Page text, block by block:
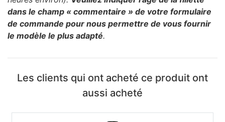
dans le champ « commentaire » de votre formulaire
de commande pour nous permettre de vous fournir
le modèle le plus adapté.
Les clients qui ont acheté ce produit ont
aussi acheté